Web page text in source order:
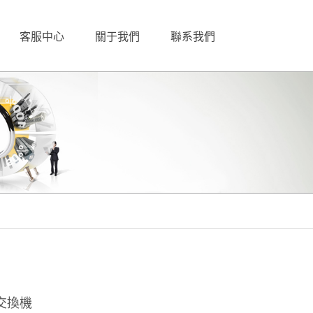
客服中心 關于我們 聯系我們
換機